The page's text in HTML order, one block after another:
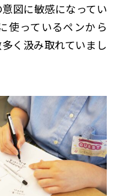
図に敏感になってい
使っているペンから
く汲み取れていまし